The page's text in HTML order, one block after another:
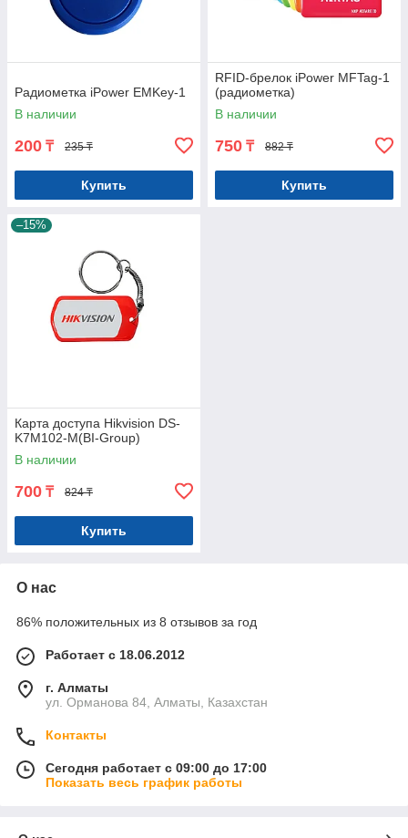
Радиометка iPower EMKey-1
В наличии
200 ₸ 235 ₸
Купить
RFID-брелок iPower MFTag-1
(радиометка)
В наличии
750 ₸ 882 ₸
Купить
–15%
Карта доступа Hikvision DS-
K7M102-M(BI-Group)
В наличии
700 ₸ 824 ₸
Купить
О нас
86% положительных из 8 отзывов за год
Работает с 18.06.2012
г. Алматы
ул. Орманова 84, Алматы, Казахстан
Контакты
Сегодня работает с 09:00 до 17:00
Показать весь график работы